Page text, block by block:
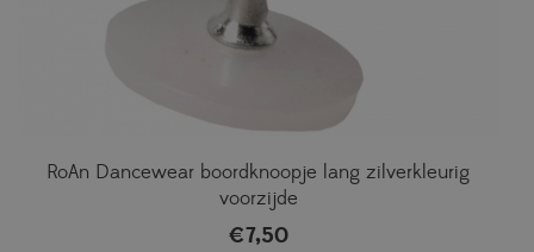
RoAn Dancewear boordknoopje lang zilverkleurig
voorzijde
€7,50